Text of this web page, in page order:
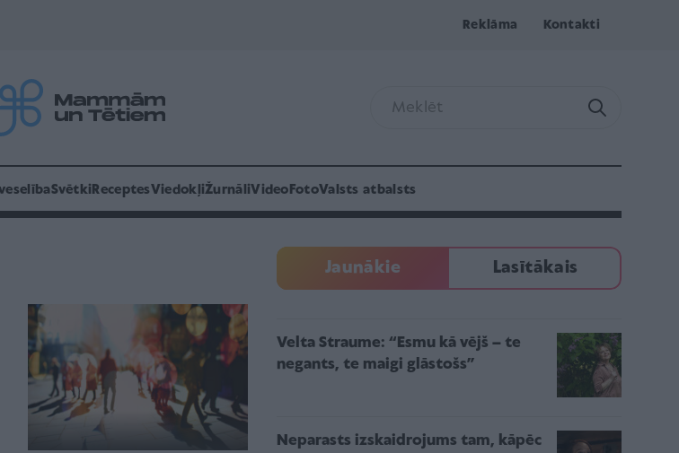
Reklāma Kontakti
Svētki ReceptesViedokļiŽurnāliVideo FotoValsts atbalsts
Jaunākie Lasītākais
Velta Straume: “Esmu kā vējš – te
negants, te maigi glāstošs”
Neparasts izskaidrojums tam, kāpēc